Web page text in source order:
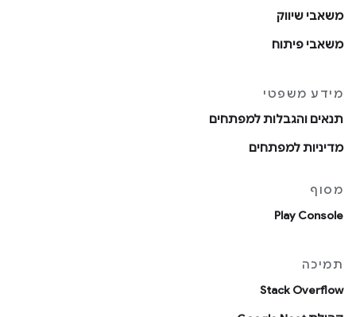
משאבי שיווק
משאבי פיתוח
מידע משפטי
תנאים והגבלות למפתחים
מדיניות למפתחים
מסוף
Play Console
תמיכה
Stack Overflow